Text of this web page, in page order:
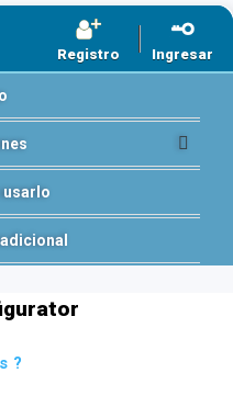
Registro Ingresar
usarlo
?